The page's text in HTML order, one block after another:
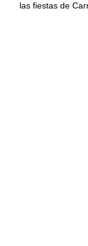
las fiestas de